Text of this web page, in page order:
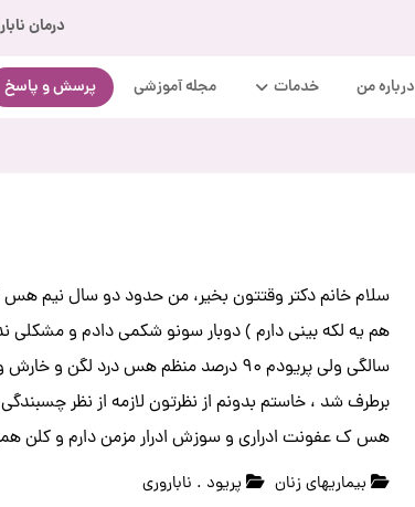
درمان
درباره من خدمات مجله آموزشی پرسش و پاسخ
سالگی ولی پریودم ۹۰ درصد منظم هس
برطرف شد ، خاستم بدونم از نظرتون لازمه از نظر
هس ک عفونت ادراری و سوزش ادرار مزمن دارم و کلن
بیماریهای زنان پریود . ناباروری